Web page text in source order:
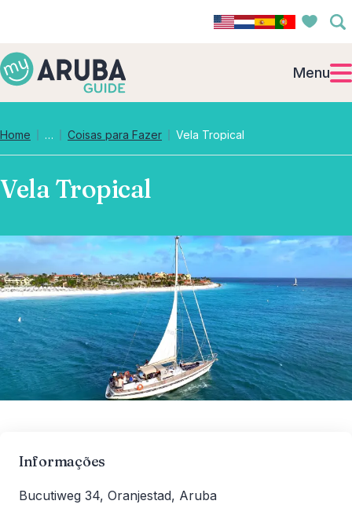
Menu
Home … Collapsed breadcrumb levels
Coisas para Fazer Vela Tropical
Vela Tropical
Informações
Bucutiweg 34, Oranjestad, Aruba